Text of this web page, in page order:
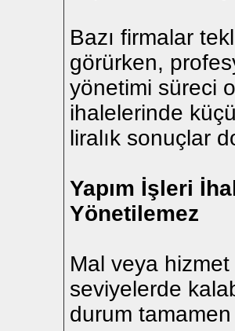
Bazı firmalar
görürken,
yönetimi süreci
ihalelerinde
liralık sonuçlar
Yapım İşleri
Yönetilemez
Mal veya
seviyelerde
durum tamamen